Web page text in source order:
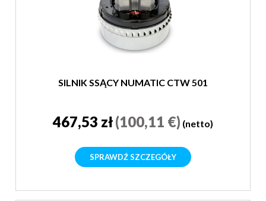
SILNIK SSĄCY NUMATIC CTW 501
467,53 zł(100,11 €) (netto)
SPRAWDŹ SZCZEGÓŁY